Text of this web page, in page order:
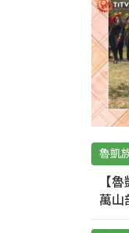
魯凱
【
萬山